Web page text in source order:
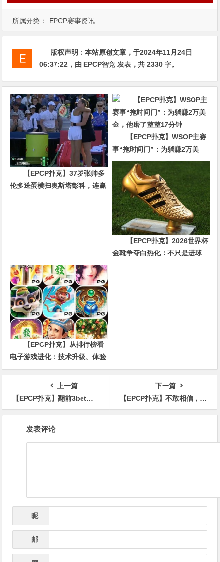
所属分类： EPCP赛事资讯
版权声明：本站原创文章，于2024年11月24日
06:37:22 ，由 EPCP智竞 发表，共 2330 字。
【EPCP扑克】37岁张帅多
伦多送蛋横扫奥斯塔彭科，连赢
【EPCP扑克】WSOP主赛
事“拖时间门”：为躺赚2万美
金，他磨了整整17分钟
【EPCP扑克】2026世界杯
金靴争夺白热化：不只是进球
【EPCP扑克】从排行榜看
电子游戏进化：技术升级、体验
创新与未来趋势
上一篇
【EPCP扑克】翻前3bet，翻后怎么打？记住这10个实用技巧
下一篇
【EPCP扑克】不敢相信，光头Patrik Antonius高额桌单挑赛又输在强项上
发表评论
昵
*
邮
*